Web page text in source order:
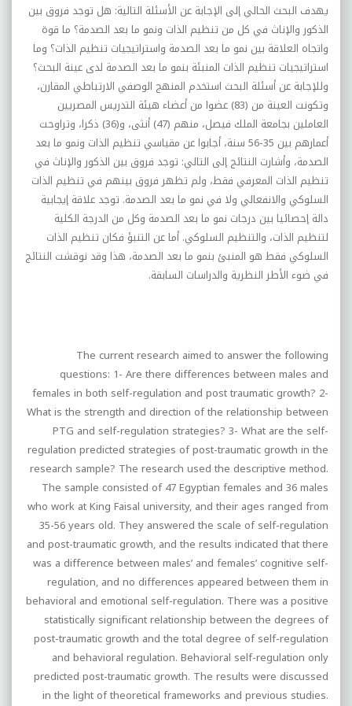
يهدف البحث الحالي إلى الإجابة عن الأسئلة التالية: هل توجد فروق بين
الذكور والإناث في كل من تنظيم الذات ونمو ما بعد الصدمة؟ ما قوة
واتجاه العلاقة بين نمو ما بعد الصدمة واستراتيجيات تنظيم الذات؟ وما
استراتيجيات تنظيم الذات المنبئة بنمو ما بعد الصدمة لدى عينة البحث؟
وللإجابة عن أسئلة البحث استخدم المنهج الوصفي الارتباطي المقارن،
وتكونت العينة من (83) عضوا من أعضاء هيئة التدريس المصريين
العاملين بجامعة الملك فيصل، منهم (47) أنثى، و(36) ذكرا، وتراوحت
أعمارهم بين 35-56 سنة، أجابوا عن مقياسي تنظيم الذات ونمو ما بعد
الصدمة، وأشارت النتائج إلى التالي: توجد فروق بين الذكور والإناث في
تنظيم الذات المعرفي فقط، ولم تظهر فروق بينهم في تنظيم الذات
السلوكي والانفعالي ولا في نمو ما بعد الصدمة. توجد علاقة إيجابية
دالة إحصائيا بين درجات نمو ما بعد الصدمة وكل من الدرجة الكلية
لتنظيم الذات، والتنظيم السلوكي. أما عن التنبؤ فكان تنظيم الذات
السلوكي فقط هو المنبئ بنمو ما بعد الصدمة، هذا وقد نوقشت النتائج
في ضوء الأطر النظرية والدراسات السابقة.
The current research aimed to answer the following
questions: 1- Are there differences between males and
females in both self-regulation and post traumatic growth? 2-
What is the strength and direction of the relationship between
PTG and self-regulation strategies? 3- What are the self-
regulation predicted strategies of post-traumatic growth in the
research sample? The research used the descriptive method.
The sample consisted of 47 Egyptian females and 36 males
who work at King Faisal university, and their ages ranged from
35-56 years old. They answered the scale of self-regulation
and post-traumatic growth, and the results indicated that there
was a difference between males’ and females’ cognitive self-
regulation, and no differences appeared between them in
behavioral and emotional self-regulation. There was a positive
statistically significant relationship between the degrees of
post-traumatic growth and the total degree of self-regulation
and behavioral regulation. Behavioral self-regulation only
predicted post-traumatic growth. The results were discussed
in the light of theoretical frameworks and previous studies.